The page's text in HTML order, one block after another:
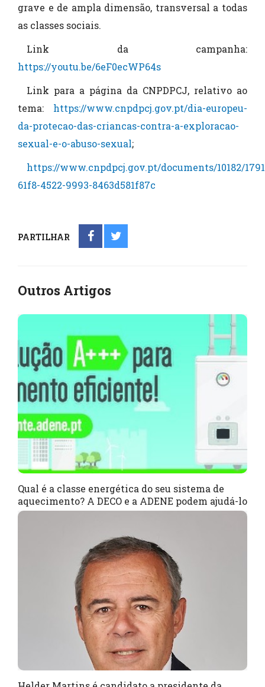
grave e de ampla dimensão, transversal a todas
as classes sociais.
Link da campanha:
https://youtu.be/6eF0ecWP64s
Link para a página da CNPDPCJ, relativo ao
tema: https://www.cnpdpcj.gov.pt/dia-europeu-
da-protecao-das-criancas-contra-a-exploracao-
sexual-e-o-abuso-sexual;
https://www.cnpdpcj.gov.pt/documents/10182/
61f8-4522-9993-8463d581f87c
PARTILHAR
Outros Artigos
Qual é a classe energética do seu sistema de
aquecimento? A DECO e a ADENE podem ajudá-lo